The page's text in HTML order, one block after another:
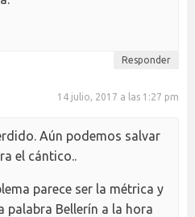
Responder
14 julio, 2017 a las 1:27 pm
Aún podemos salvar
el cántico..
parece ser la métrica y
palabra Bellerín a la hora